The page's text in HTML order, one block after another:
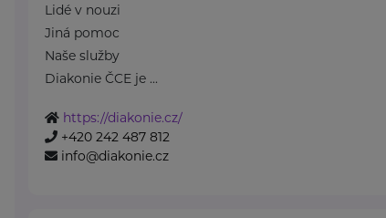
Lidé v nouzi
Jiná pomoc
Naše služby
Diakonie ČCE je ...
https://diakonie.cz/
+420 242 487 812
info@diakonie.cz